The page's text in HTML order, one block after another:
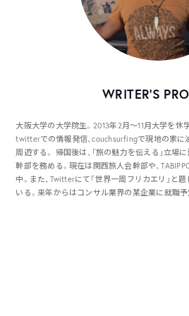
WRITER’S
大阪大学の大学院生。2013年2月〜11月大学を休
twitterでの情報発信、couchsurfingで現地の家に
周遊する。 帰国後は、「旅の魅力を伝える」立場
幹部を務める。現在は関西旅人会幹部や、
中。また、Twitterにて「世界一周フリカエリ」と
いる。来年からはコンサル業界の某企業に就職予